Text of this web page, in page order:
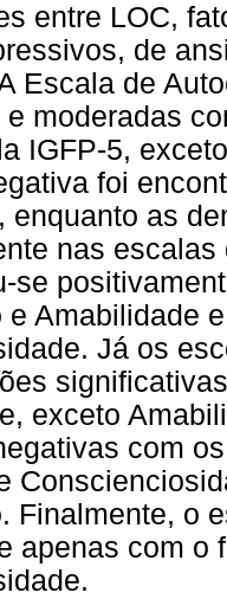
entre LOC,
de
Escala de
moderadas
IGFP-5,
foi
enquanto as
nas
se
e Amabilidade
Já os
exceto
com
Finalmente, o
apenas com o